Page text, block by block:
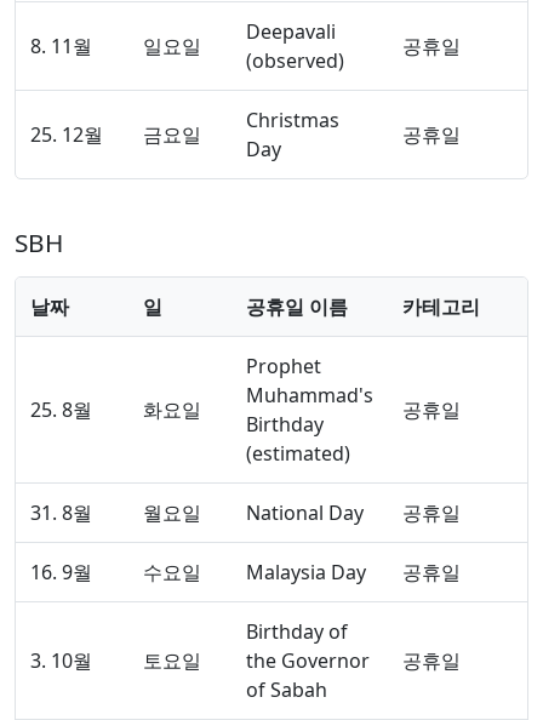
8. 11월 일요일
Deepavali
(observed)
공휴일
25. 12월 금요일
Christmas
Day
공휴일
SBH
날짜 일 공휴일 이름 카테고리
25. 8월 화요일
Prophet
Muhammad's
Birthday
(estimated)
공휴일
31. 8월 월요일 National Day 공휴일
16. 9월 수요일 Malaysia Day 공휴일
3. 10월 토요일
Birthday of
the Governor
of Sabah
공휴일